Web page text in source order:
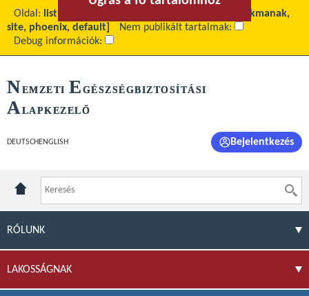
Oldal: list
[site_szakmanak,
site, phoenix, default]
Nem publikált tartalmak:
Debug információk:
NEMZETI E GÉSZSÉGBIZTOSÍTÁSI
ALAPKEZELŐ
DEUTSCH ENGLISH Bejelentkezés
RÓLUNK
LAKOSSÁGNAK